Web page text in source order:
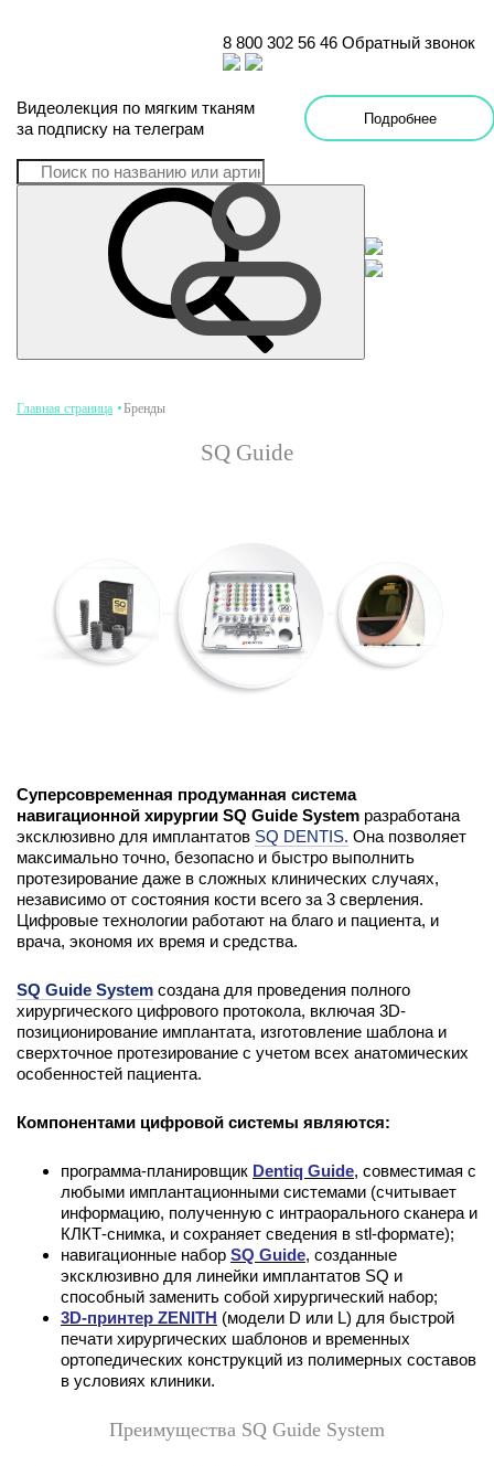
8 800 302 56 46 Обратный звонок
Видеолекция по мягким тканям
за подписку на телеграм
Подробнее
Главная страница Бренды
SQ Guide
Суперсовременная продуманная система
навигационной хирургии SQ Guide System разработана
эксклюзивно для имплантатов SQ DENTIS. Она позволяет
максимально точно, безопасно и быстро выполнить
протезирование даже в сложных клинических случаях,
независимо от состояния кости всего за 3 сверления.
Цифровые технологии работают на благо и пациента, и
врача, экономя их время и средства.
SQ Guide System создана для проведения полного
хирургического цифрового протокола, включая 3D-
позиционирование имплантата, изготовление шаблона и
сверхточное протезирование с учетом всех анатомических
особенностей пациента.
Компонентами цифровой системы являются:
программа-планировщик Dentiq Guide, совместимая с
любыми имплантационными системами (считывает
информацию, полученную с интраорального сканера и
КЛКТ-снимка, и сохраняет сведения в stl-формате);
навигационные набор SQ Guide, созданные
эксклюзивно для линейки имплантатов SQ и
способный заменить собой хирургический набор;
3D-принтер ZENITH (модели D или L) для быстрой
печати хирургических шаблонов и временных
ортопедических конструкций из полимерных составов
в условиях клиники.
Преимущества SQ Guide System